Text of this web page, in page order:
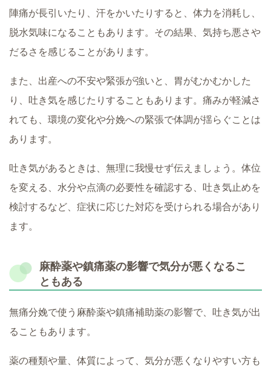
陣痛が長引いたり、汗をかいたりすると、体力を消耗し、
脱水気味になることもあります。その結果、気持ち悪さや
だるさを感じることがあります。
また、出産への不安や緊張が強いと、胃がむかむかした
り、吐き気を感じたりすることもあります。痛みが軽減さ
れても、環境の変化や分娩への緊張で体調が揺らぐことは
あります。
吐き気があるときは、無理に我慢せず伝えましょう。体位
を変える、水分や点滴の必要性を確認する、吐き気止めを
検討するなど、症状に応じた対応を受けられる場合があり
ます。
麻酔薬や鎮痛薬の影響で気分が悪くなるこ
ともある
無痛分娩で使う麻酔薬や鎮痛補助薬の影響で、吐き気が出
ることもあります。
薬の種類や量、体質によって、気分が悪くなりやすい方も